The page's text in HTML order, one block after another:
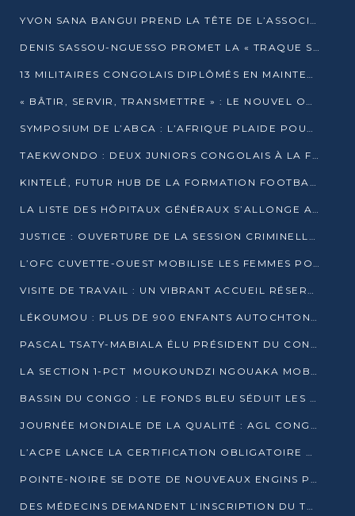
YVON SANA BANGUI PREND LA TÊTE DE L’ASSOCIATION DES BANQUES CENTRALES AFRICAINES
DENIS SASSOU-NGUESSO PROMET LA « TRAQUE SANS RELÂCHE » DU GRAND BANDITISME
13 MILITAIRES CONGOLAIS DIPLÔMÉS EN MAINTENANCE INDUSTRIELLE APRÈS TROIS ANS DE FORMATION À L’UNIVERSITÉ MARIEN-NGOUABI
« BÂTIR, SERVIR, TRANSMETTRE » : LE NOUVEL OUVRAGE QUI INTERPELLE LES COLLECTIVITÉS
SYMPOSIUM DE L’ABCA : L’AFRIQUE PLAIDE POUR UN FINANCEMENT CLIMATIQUE ÉQUITABLE
TAEKWONDO : DEUX JUNIORS CONGOLAIS À LA FINALE D’OPEN SYRIES 2025 À ABIDJAN
KINTELÉ, FUTUR HUB DE LA FORMATION FOOTBALLISTIQUE AFRICAINE ?
LA LISTE DES HÔPITAUX GÉNÉRAUX S’ALLONGE AU CONGO
JUSTICE : OUVERTURE DE LA SESSION CRIMINELLE À BRAZZAVILLE AVEC 52 DOSSIERS AU RÔLE
L’OFC CUVETTE-OUEST MOBILISE LES FEMMES POUR ACCUEILLIR LE PRÉSIDENT DE LA RÉPUBLIQUE
VISITE DE TRAVAIL : UN VIBRANT ACCUEIL RÉSERVÉ À DENIS SASSOU-N’GUESSO PAR L’ASSOCIATION « LES AMIS DE WOMO »
LÉKOUMOU : PLUS DE 900 ENFANTS AUTOCHTONES REÇOIVENT DES KITS SCOLAIRES GRÂCE À L’ESPACE OPOKO
PASCAL TSATY-MABIALA ÉLU PRÉSIDENT DU CONSEIL NATIONAL DE L’UPADS
LA SECTION 1-PCT MOUKOUNDZI NGOUAKA MOBILISE 100 000 FCFA POUR LE 6ᵉ CONGRÈS DU PARTI
BASSIN DU CONGO : LE FONDS BLEU SÉDUIT LES BAILLEURS À BELÉM
JOURNÉE MONDIALE DE LA QUALITÉ : AGL CONGO FORME ET SENSIBILISE LES JEUNES TALENTS
L’ACPE LANCE LA CERTIFICATION OBLIGATOIRE DES CONTRATS DE TRAVAIL DES TRANSPORTEURS
POINTE-NOIRE SE DOTE DE NOUVEAUX ENGINS POUR L’ASSAINISSEMENT ET L’ENTRETIEN ROUTIER
DES MÉDECINS DEMANDENT L’INSCRIPTION DU TRAITEMENT DU PIED-BOT DANS LES CURSUS UNIVERSITAIRES